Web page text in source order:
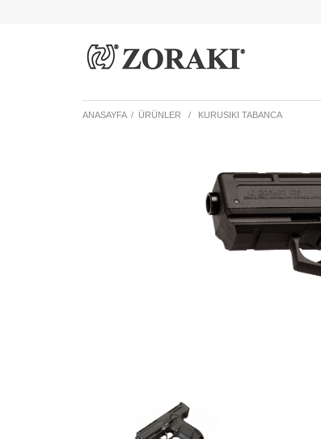
ANASAYFA/ ÜRÜNLER / KURUSIKI TABANCA